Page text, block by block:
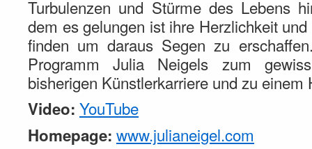
Turbulenzen und Stürme des Lebens
dem es gelungen ist ihre Herzlichkeit
finden um daraus Segen zu
Programm Julia Neigels zum
bisherigen Künstlerkarriere und zu einem
Video: YouTube
Homepage: www.julianeigel.com